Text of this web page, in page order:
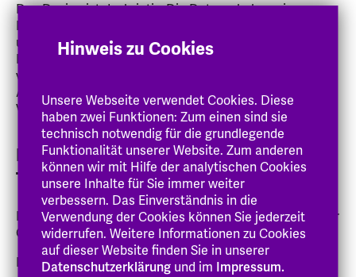
Das Design ist deskriptiv. Die Datenerhebung in
Deutschland soll eine Vollerhebung in Hessen
umfassen. Die Daten werden elektronisch übers
Internet erhoben, indem ein elektronischer Fragebogen
verteilt wird (E-Pflegeforschung). Der
Analyseplan umfasst einfache Häufigkeitsanalysen der
Vorkommnisse der Umsetzungsstrategien.
Pflegeklassifikationen und -
Terminologien
Evaluation von Pflegeontologien. Eine Untersuchung der
Ontologie der Version 1.0 von ICNP.
Hintergrund
Hinweis zu Cookies
Unsere Webseite verwendet Cookies. Diese
haben zwei Funktionen: Zum einen sind sie
technisch notwendig für die grundlegende
Funktionalität unserer Website. Zum anderen
können wir mit Hilfe der analytischen Cookies
unsere Inhalte für Sie immer weiter
verbessern. Das Einverständnis in die
Verwendung der Cookies können Sie jederzeit
widerrufen. Weitere Informationen zu Cookies
auf dieser Website finden Sie in unserer
Datenschutzerklärung und im Impressum.